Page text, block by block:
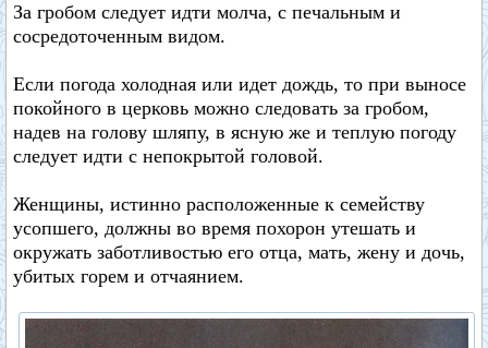
За гробом следует идти молча, с печальным и
сосредоточенным видом.
Если погода холодная или идет дождь, то при выносе
покойного в церковь можно следовать за гробом,
надев на голову шляпу, в ясную же и теплую погоду
следует идти с непокрытой головой.
Женщины, истинно расположенные к семейству
усопшего, должны во время похорон утешать и
окружать заботливостью его отца, мать, жену и дочь,
убитых горем и отчаянием.